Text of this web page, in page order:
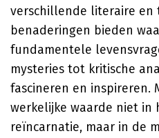
verschillende literaire en
benaderingen bieden
fundamentele
mysteries tot kritische
fascineren en inspireren.
werkelijke waarde niet in
reïncarnatie, maar in de